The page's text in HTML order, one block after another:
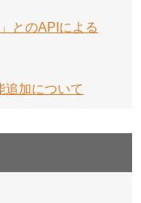
とのAPIによる
追加について